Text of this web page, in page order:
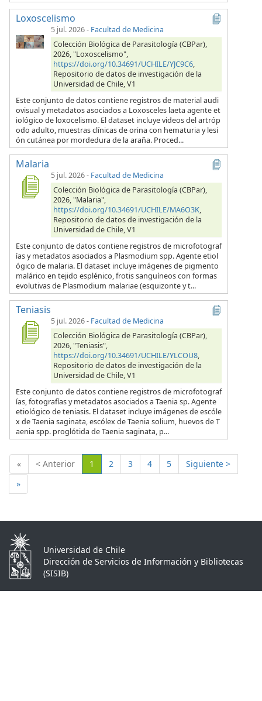
Loxoscelismo
5 jul. 2026- Facultad de Medicina
Colección Biológica de Parasitología (CBPar),
2026, "Loxoscelismo",
https://doi.org/10.34691/UCHILE/YJC9C6,
Repositorio de datos de investigación de la
Universidad de Chile, V1
Este conjunto de datos contiene registros de material audi
ovisual y metadatos asociados a Loxosceles laeta agente et
iológico de loxocelismo. El dataset incluye videos del artróp
odo adulto, muestras clínicas de orina con hematuria y lesi
ón cutánea por mordedura de la araña. Proced...
Malaria
5 jul. 2026- Facultad de Medicina
Colección Biológica de Parasitología (CBPar),
2026, "Malaria",
https://doi.org/10.34691/UCHILE/MA6O3K,
Repositorio de datos de investigación de la
Universidad de Chile, V1
Este conjunto de datos contiene registros de microfotograf
ías y metadatos asociados a Plasmodium spp. Agente etiol
ógico de malaria. El dataset incluye imágenes de pigmento
malárico en tejido esplénico, frotis sanguíneos con formas
evolutivas de Plasmodium malariae (esquizonte y t...
Teniasis
5 jul. 2026- Facultad de Medicina
Colección Biológica de Parasitología (CBPar),
2026, "Teniasis",
https://doi.org/10.34691/UCHILE/YLCOU8,
Repositorio de datos de investigación de la
Universidad de Chile, V1
Este conjunto de datos contiene registros de microfotograf
ías, fotografías y metadatos asociados a Taenia sp. Agente
etiológico de teniasis. El dataset incluye imágenes de escóle
x de Taenia saginata, escólex de Taenia solium, huevos de T
aenia spp. proglótida de Taenia saginata, p...
« < Anterior 1 (Actual)
2 3 4 5
Siguiente >
»
Universidad de Chile
Dirección de Servicios de Información y Bibliotecas
(SISIB)